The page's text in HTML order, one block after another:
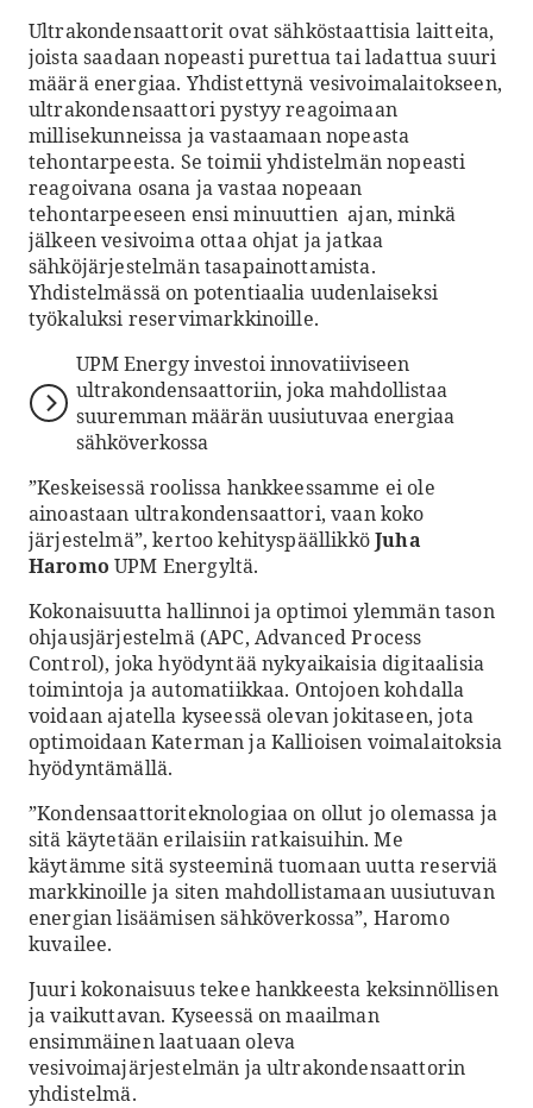
Ultrakondensaattorit ovat sähköstaattisia laitteita,
joista saadaan nopeasti purettua tai ladattua suuri
määrä energiaa. Yhdistettynä vesivoimalaitokseen,
ultrakondensaattori pystyy reagoimaan
millisekunneissa ja vastaamaan nopeasta
tehontarpeesta. Se toimii yhdistelmän nopeasti
reagoivana osana ja vastaa nopeaan
tehontarpeeseen ensi minuuttien ajan, minkä
jälkeen vesivoima ottaa ohjat ja jatkaa
sähköjärjestelmän tasapainottamista.
Yhdistelmässä on potentiaalia uudenlaiseksi
työkaluksi reservimarkkinoille.
UPM Energy investoi innovatiiviseen
ultrakondensaattoriin, joka mahdollistaa
suuremman määrän uusiutuvaa energiaa
sähköverkossa
”Keskeisessä roolissa hankkeessamme ei ole
ainoastaan ultrakondensaattori, vaan koko
järjestelmä”, kertoo kehityspäällikköJuha
Haromo UPM Energyltä.
Kokonaisuutta hallinnoi ja optimoi ylemmän tason
ohjausjärjestelmä (APC, Advanced Process
Control), joka hyödyntää nykyaikaisia digitaalisia
toimintoja ja automatiikkaa. Ontojoen kohdalla
voidaan ajatella kyseessä olevan jokitaseen, jota
optimoidaan Katerman ja Kallioisen voimalaitoksia
hyödyntämällä.
”Kondensaattoriteknologiaa on ollut jo olemassa ja
sitä käytetään erilaisiin ratkaisuihin. Me
käytämme sitä systeeminä tuomaan uutta reserviä
markkinoille ja siten mahdollistamaan uusiutuvan
energian lisäämisen sähköverkossa”, Haromo
kuvailee.
Juuri kokonaisuus tekee hankkeesta keksinnöllisen
ja vaikuttavan. Kyseessä on maailman
ensimmäinen laatuaan oleva
vesivoimajärjestelmän ja ultrakondensaattorin
yhdistelmä.